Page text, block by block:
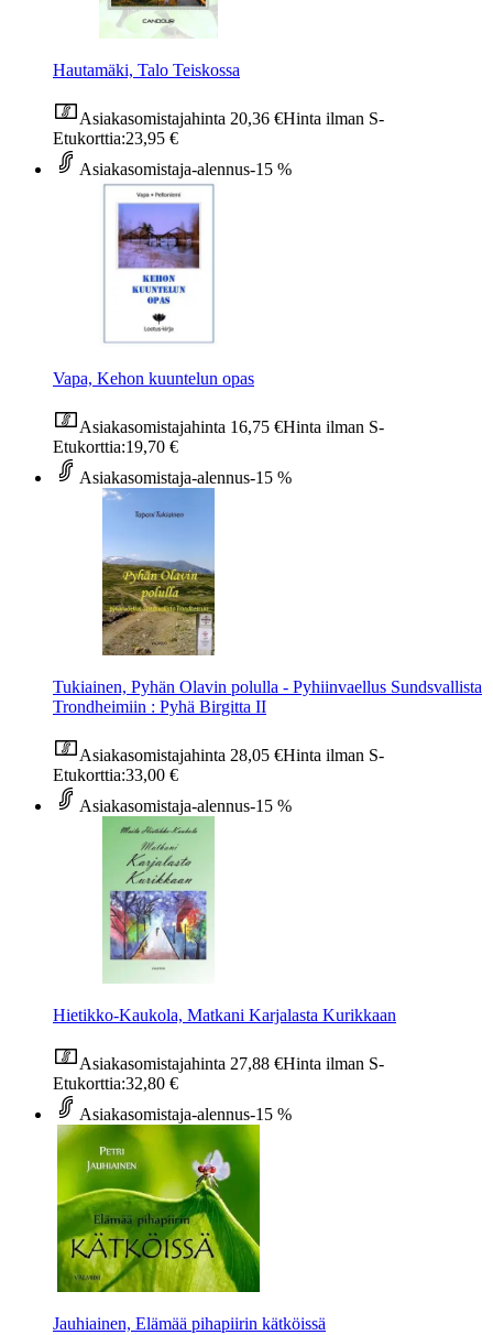
Hautamäki, Talo Teiskossa
Asiakasomistajahinta 20,36 €Hinta ilman S-
Etukorttia:23,95 €
Asiakasomistaja-alennus-15 %
Vapa, Kehon kuuntelun opas
Asiakasomistajahinta 16,75 €Hinta ilman S-
Etukorttia:19,70 €
Asiakasomistaja-alennus-15 %
Tukiainen, Pyhän Olavin polulla - Pyhiinvaellus Sundsvallista
Trondheimiin : Pyhä Birgitta II
Asiakasomistajahinta 28,05 €Hinta ilman S-
Etukorttia:33,00 €
Asiakasomistaja-alennus-15 %
Hietikko-Kaukola, Matkani Karjalasta Kurikkaan
Asiakasomistajahinta 27,88 €Hinta ilman S-
Etukorttia:32,80 €
Asiakasomistaja-alennus-15 %
Jauhiainen, Elämää pihapiirin kätköissä